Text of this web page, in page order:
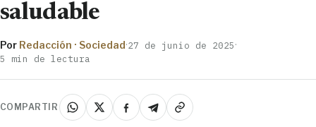
saludable
Por Redacción · Sociedad·27 de junio de 2025·
5 min de lectura
COMPARTIR